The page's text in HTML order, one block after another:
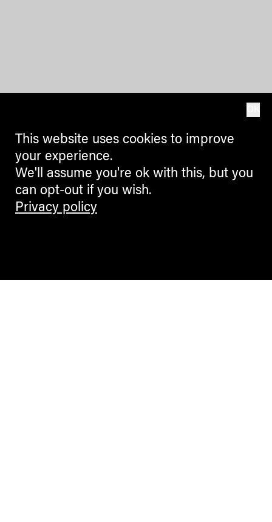
This website uses cookies to improve
your experience.
We'll assume you're ok with this, but you
can opt-out if you wish.
Privacy policy